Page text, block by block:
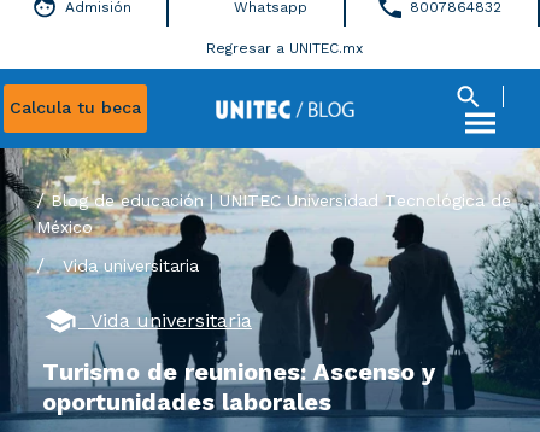
Calcula tu beca
Admisión Whatsapp 8007864832
Regresar a UNITEC.mx
Blog de educación | UNITEC Universidad Tecnológica de
México
/Vida universitaria
Vida universitaria
Turismo de reuniones: Ascenso y
oportunidades laborales